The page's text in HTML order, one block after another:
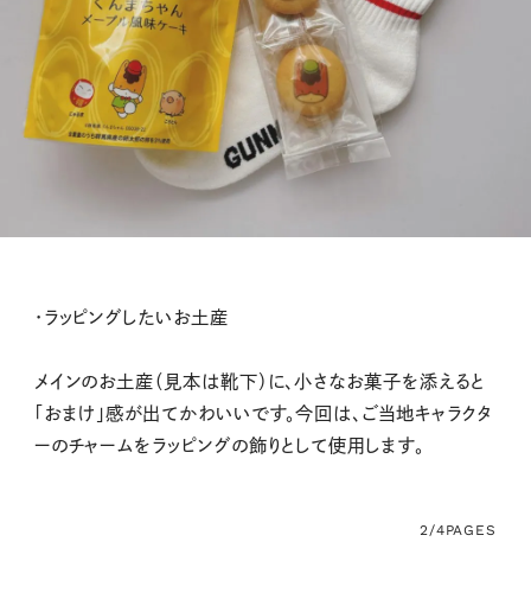
・ラッピングしたいお土産
メインのお土産（見本は靴下）に、小さなお菓子を添えると
「おまけ」感が出てかわいいです。今回は、ご当地キャラクタ
ーのチャームをラッピングの飾りとして使用します。
2/4PAGES